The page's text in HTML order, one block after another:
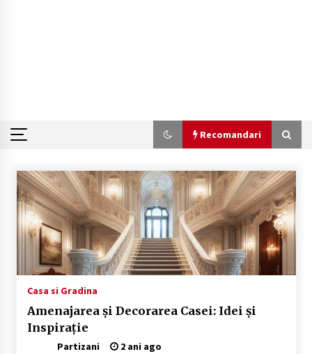
Recomandari
Recomandari
Plaje populare in Cipru
11 luni ago
De ce anunțurile cu poze clare au de 3x mai
multe șanse să fie vizualizate
Ce tratament este bun pentru parul deteriorat?
2 ani ago
Casa si Gradina
Amenajarea și Decorarea Casei: Idei și
Inspirație
Partizani
2 ani ago